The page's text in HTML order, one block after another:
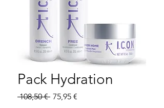
Pack Hydration
108,50 € Precio
75,95 €